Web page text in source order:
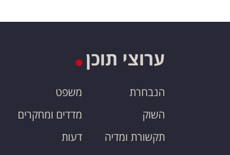
ערוצי תוכן
הנבחרת
השוק
תקשורת ומדיה
משפט
מדדים ומחקרים
דעות